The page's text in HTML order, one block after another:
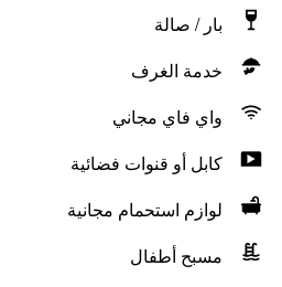
بار / صالة
خدمة الغرف
واي فاي مجاني
كابل أو قنوات فضائية
لوازم استحمام مجانية
مسبح أطفال